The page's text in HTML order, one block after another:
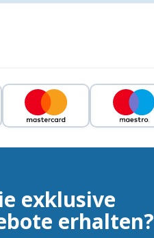
exklusive
erhalten?